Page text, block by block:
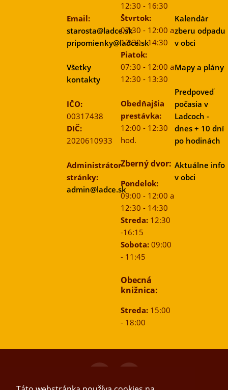
Email:
starosta@ladce.sk
pripomienky@ladce.sk
Všetky
kontakty
IČO:
00317438
DIČ:
2020610933
Administrátor
stránky:
admin@ladce.sk
12:30 - 16:30
Štvrtok:
07:30 - 12:00 a
12:30 - 14:30
Piatok:
07:30 - 12:00 a
12:30 - 13:30
Obedňajšia
prestávka:
12:00 - 12:30
hod.
Zberný dvor:
Pondelok:
09:00 - 12:00 a
12:30 - 14:30
Streda:12:30
-16:15
Sobota:09:00
- 11:45
Obecná
knižnica:
Streda:15:00
- 18:00
Kalendár
zberu odpadu
v obci
Mapy a plány
Predpoveď
počasia v
Ladcoch -
dnes + 10 dní
po hodinách
Aktuálne info
v obci